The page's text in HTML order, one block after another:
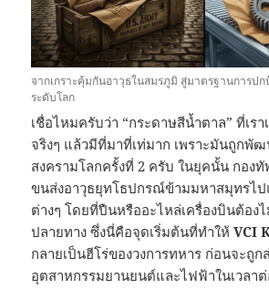
จากเกราะคุ้มกันอาวุธในสมรภูมิ สู่มาตรฐานการป
ระดับโลก
เชื่อไหมครับว่า “กระดาษสีน้ำตาล” ที่เร
จริงๆ แล้วมีที่มาที่เท่มาก เพราะมันถูกพั
สงครามโลกครั้งที่ 2 ครับ ในยุคนั้น กองทั
ขนส่งอาวุธยุทโธปกรณ์ข้ามมหาสมุทรไ
ต่างๆ โดยที่ปืนหรืออะไหล่เครื่องบินต้อง
ปลายทาง ซึ่งนี่คือจุดเริ่มต้นที่ทำให้VCI
กลายเป็นฮีโร่ของวงการทหาร ก่อนจะถูก
อุตสาหกรรมยานยนต์และไฟฟ้าในเวลา